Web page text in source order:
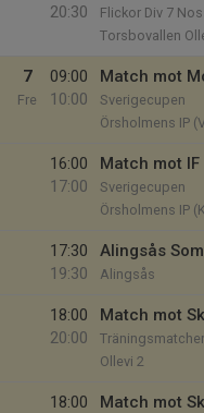
20:30
Flickor Div 7
Torsbovallen
7
Fre
09:00
10:00
Match mot
Sverigecupen
Örsholmens IP
16:00
17:00
Match mot IF
Sverigecupen
Örsholmens IP
17:30
19:30
Alingsås
Alingsås
18:00
20:00
Match mot
Träningsmatcher
Ollevi 2
18:00
Match mot